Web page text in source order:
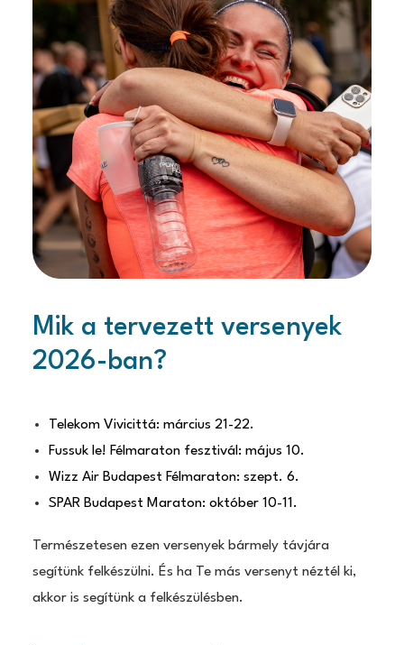
Mik a tervezett versenyek
2026-ban?
Telekom Vivicittá: március 21-22.
Fussuk le! Félmaraton fesztivál: május 10.
Wizz Air Budapest Félmaraton: szept. 6.
SPAR Budapest Maraton: október 10-11.
Természetesen ezen versenyek bármely távjára
segítünk felkészülni. És ha Te más versenyt néztél ki,
akkor is segítünk a felkészülésben.